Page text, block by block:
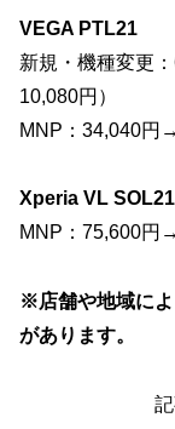
VEGA PTL21
新規・機種変更
10,080円）
MNP：34,040円
Xperia VL SOL21
MNP：75,600円
※店舗や地域に
があります。